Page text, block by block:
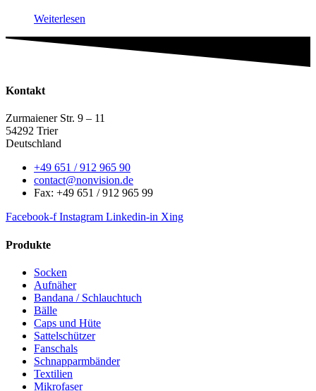
Weiterlesen
Kontakt
Zurmaiener Str. 9 – 11
54292 Trier
Deutschland
+49 651 / 912 965 90
contact@nonvision.de
Fax: +49 651 / 912 965 99
Facebook-f Instagram Linkedin-in Xing
Produkte
Socken
Aufnäher
Bandana / Schlauchtuch
Bälle
Caps und Hüte
Sattelschützer
Fanschals
Schnapparmbänder
Textilien
Mikrofaser